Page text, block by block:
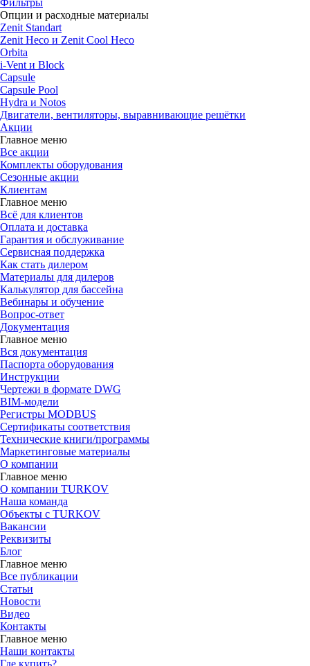
Фильтры
Опции и расходные материалы
Zenit Standart
Zenit Heco и Zenit Cool Heco
Orbita
i-Vent и Block
Capsule
Capsule Pool
Hydra и Notos
Двигатели, вентиляторы, выравнивающие решётки
Акции
Главное меню
Все акции
Комплекты оборудования
Сезонные акции
Клиентам
Главное меню
Всё для клиентов
Оплата и доставка
Гарантия и обслуживание
Сервисная поддержка
Как стать дилером
Материалы для дилеров
Калькулятор для бассейна
Вебинары и обучение
Вопрос-ответ
Документация
Главное меню
Вся документация
Паспорта оборудования
Инструкции
Чертежи в формате DWG
BIM-модели
Регистры MODBUS
Сертификаты соответствия
Технические книги/программы
Маркетинговые материалы
О компании
Главное меню
О компании TURKOV
Наша команда
Объекты с TURKOV
Вакансии
Реквизиты
Блог
Главное меню
Все публикации
Статьи
Новости
Видео
Контакты
Главное меню
Наши контакты
Где купить?